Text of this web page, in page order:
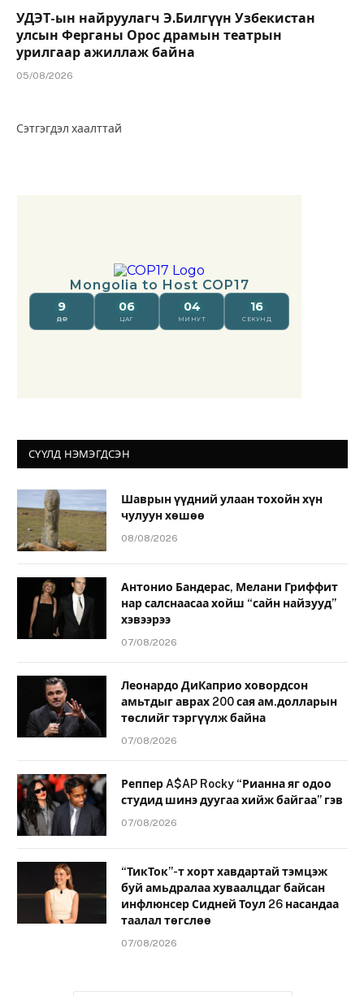
УДЭТ-ын найруулагч Э.Билгүүн Узбекистан
улсын Ферганы Орос драмын театрын
урилгаар ажиллаж байна
05/08/2026
Сэтгэгдэл хаалттай
СҮҮЛД НЭМЭГДСЭН
Шаврын үүдний улаан тохойн хүн
чулуун хөшөө
08/08/2026
Антонио Бандерас, Мелани Гриффит
нар салснаасаа хойш “сайн найзууд”
хэвээрээ
07/08/2026
Леонардо ДиКаприо ховордсон
амьтдыг аврах 200 сая ам.долларын
төслийг тэргүүлж байна
07/08/2026
Реппер A$AP Rocky “Рианна яг одоо
студид шинэ дуугаа хийж байгаа” гэв
07/08/2026
“ТикТок”-т хорт хавдартай тэмцэж
буй амьдралаа хуваалцдаг байсан
инфлюнсер Сидней Тоул 26 насандаа
таалал төгслөө
07/08/2026